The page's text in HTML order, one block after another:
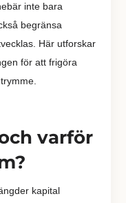
inte bara
begränsa
Här utforskar
för att frigöra
varför
kapital